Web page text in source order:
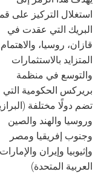
استغلال التركيز على
البريك التي عقدت في
قازان، روسيا، والاهتمام
المتزايد بالاستثمارات
والتوسع في منظمة
بريركس الحكومية التي
تضم دولًا مختلفة
وروسيا والهند والصين
وجنوب إفريقيا ومصر
وإثيوبيا وإيران والإمارات
العربية المتحدة)